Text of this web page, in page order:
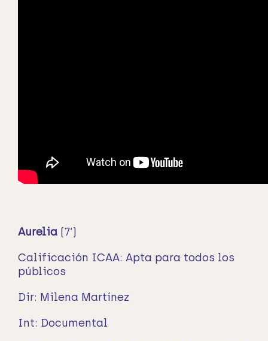
Aurelia (7’)
Calificación ICAA: Apta para todos los
públicos
Dir: Milena Martínez
Int: Documental